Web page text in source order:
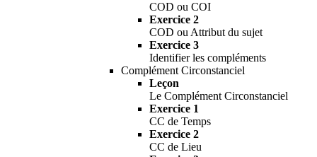
COD ou COI
Exercice 2
COD ou Attribut du sujet
Exercice 3
Identifier les compléments
Complément Circonstanciel
Leçon
Le Complément Circonstanciel
Exercice 1
CC de Temps
Exercice 2
CC de Lieu